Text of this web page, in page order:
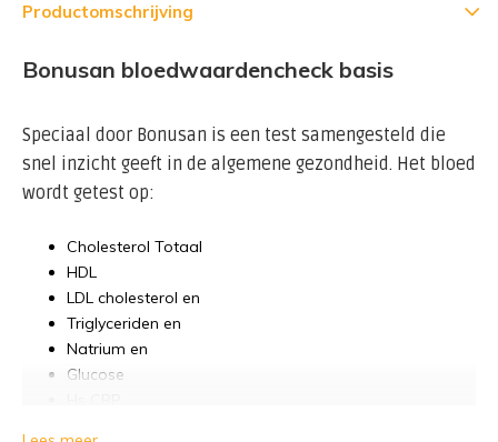
Productomschrijving
Bonusan bloedwaardencheck basis
Speciaal door Bonusan is een test samengesteld die
snel inzicht geeft in de algemene gezondheid. Het bloed
wordt getest op:
Cholesterol Totaal
HDL
LDL cholesterol en
Triglyceriden en
Natrium en
Glucose